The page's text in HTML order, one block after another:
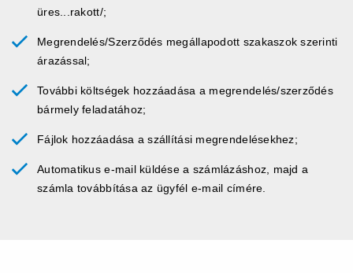
üres...rakott/;
Megrendelés/Szerződés megállapodott szakaszok szerinti
árazással;
További költségek hozzáadása a megrendelés/szerződés
bármely feladatához;
Fájlok hozzáadása a szállítási megrendelésekhez;
Automatikus e-mail küldése a számlázáshoz, majd a
számla továbbítása az ügyfél e-mail címére.